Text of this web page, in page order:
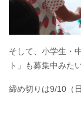
そして、小学生・
ト」も募集中みた
締め切りは9/10（